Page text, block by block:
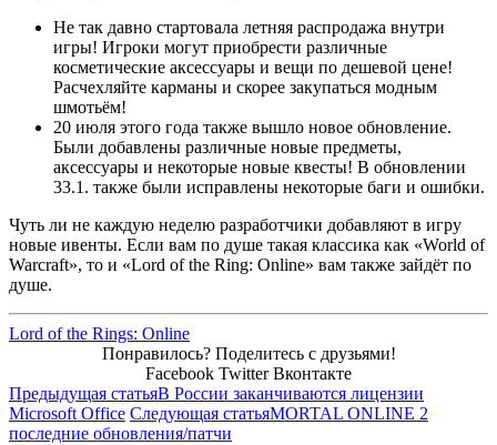
Не так давно стартовала летняя распродажа внутри
игры! Игроки могут приобрести различные
косметические аксессуары и вещи по дешевой цене!
Расчехляйте карманы и скорее закупаться модным
шмотьём!
20 июля этого года также вышло новое обновление.
Были добавлены различные новые предметы,
аксессуары и некоторые новые квесты! В обновлении
33.1. также были исправлены некоторые баги и ошибки.
Чуть ли не каждую неделю разработчики добавляют в игру
новые ивенты. Если вам по душе такая классика как «World of
Warcraft», то и «Lord of the Ring: Online» вам также зайдёт по
душе.
Lord of the Rings: Online
Понравилось? Поделитесь с друзьями!
Facebook Twitter Вконтакте
Предыдущая статьяВ России заканчиваются лицензии
Microsoft Office Следующая статьяMORTAL ONLINE 2
последние обновления/патчи